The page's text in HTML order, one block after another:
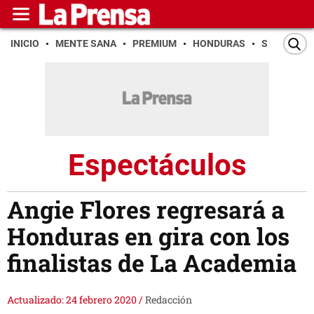
INICIO MENTE SANA PREMIUM HONDURAS SAN PEDRO
Espectáculos
Angie Flores regresará a
Honduras en gira con los
finalistas de La Academia
Actualizado: 24 febrero 2020/Redacción